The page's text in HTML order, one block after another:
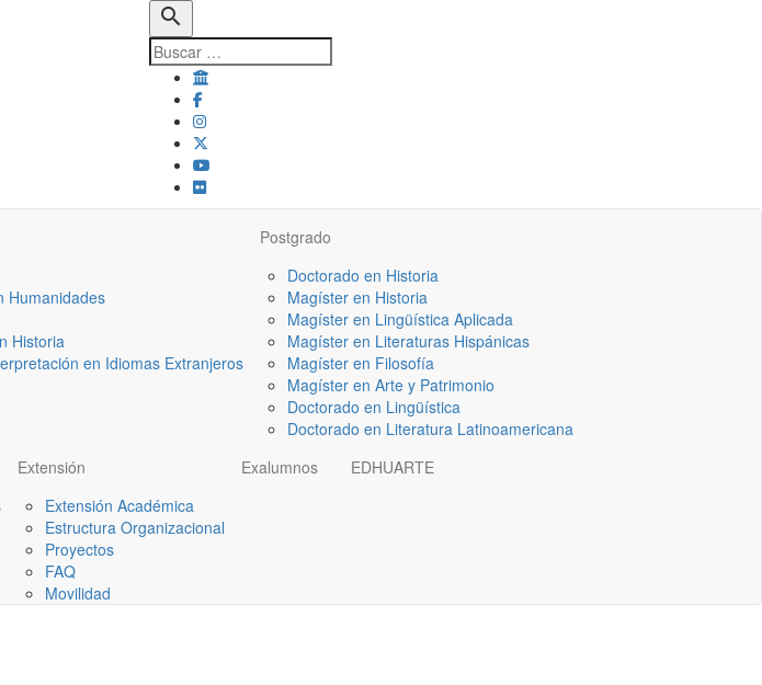
search
Humanidades
Historia
en Idiomas Extranjeros
Postgrado
Doctorado en Historia
Magíster en Historia
Magíster en Lingüística Aplicada
Magíster en Literaturas Hispánicas
Magíster en Filosofía
Magíster en Arte y Patrimonio
Doctorado en Lingüística
Doctorado en Literatura Latinoamericana
Extensión
Extensión Académica
Estructura Organizacional
Proyectos
FAQ
Movilidad
Exalumnos EDHUARTE